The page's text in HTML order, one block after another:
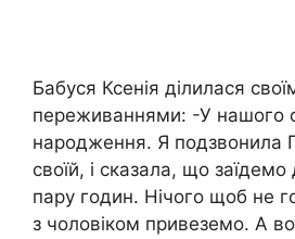
Бабуся Ксенія ділилася
переживаннями: -У нашого
народження. Я подзвонила
своїй, і сказала, що заїдемо
пару годин. Нічого щоб не
з чоловіком привеземо. А